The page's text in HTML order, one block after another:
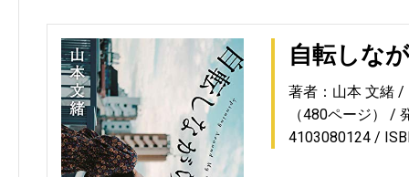
自転しな
著者：山本 文緒
（480ページ）
4103080124